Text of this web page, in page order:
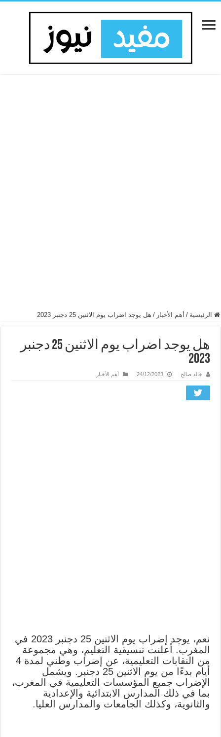
الرئيسية / أهم الأخبار / هل يوجد اضراب يوم الاثنين 25 دجنبر 2023
هل يوجد اضراب يوم الاثنين 25 دجنبر
2023
خالد صالح 24/12/2023 أهم الأخبار
نعم، يوجد إضراب يوم الاثنين 25 دجنبر 2023 في
المغرب. أعلنت تنسيقية التعليم، وهي مجموعة
من النقابات التعليمية، عن إضراب وطني لمدة 4
أيام بدءًا من يوم الاثنين 25 دجنبر. ويشمل
الإضراب جميع المؤسسات التعليمية في المغرب،
بما في ذلك المدارس الابتدائية والإعدادية
والثانوية، وكذلك الجامعات والمدارس العليا.